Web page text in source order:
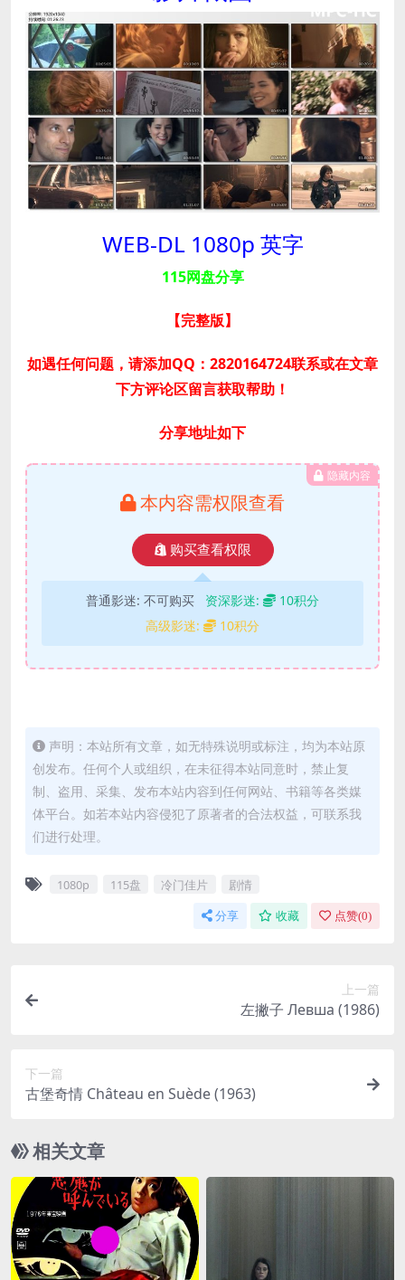
WEB-DL 1080p 英字
115网盘分享
【完整版】
如遇任何问题，请添加QQ：2820164724联系或在文章
下方评论区留言获取帮助！
分享地址如下
隐藏内容
本内容需权限查看
购买查看权限
普通影迷: 不可购买 资深影迷:
10积分
高级影迷:
10积分
声明：本站所有文章，如无特殊说明或标注，均为本站原
创发布。任何个人或组织，在未征得本站同意时，禁止复
制、盗用、采集、发布本站内容到任何网站、书籍等各类媒
体平台。如若本站内容侵犯了原著者的合法权益，可联系我
们进行处理。
1080p 115盘 冷门佳片 剧情
分享 收藏 点赞(0)
上一篇
左撇子 Левша (1986)
下一篇
古堡奇情 Château en Suède (1963)
相关文章